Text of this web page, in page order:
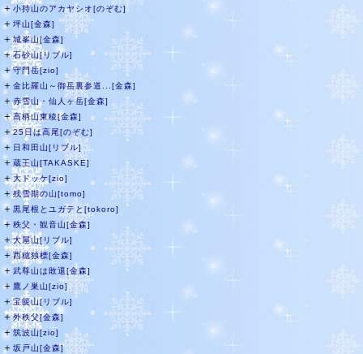
＋ 小持山のアカヤシオ[のぞむ]
＋ 坪山[金森]
＋城峯山[金森]
＋石砂山[リブル]
＋守門岳[zio]
＋ 金比羅山～御岳裏参道...[金森]
＋赤雪山・仙人ヶ岳[金森]
＋高柄山東稜[金森]
＋25日は高尾[のぞむ]
＋ 日和田山[リブル]
＋ 蔵王山[TAKASKE]
＋大ドッケ[zio]
＋残雪期の山[tomo]
＋ 黒尾根とユガテと[tokoro]
＋ 秩父・観音山[金森]
＋大屋山[リブル]
＋西穂独標[金森]
＋ 武尊山は敗退[金森]
＋ 鷹ノ巣山[zio]
＋宝篋山[リブル]
＋外秩父[金森]
＋筑波山[zio]
＋ 坂戸山[金森]